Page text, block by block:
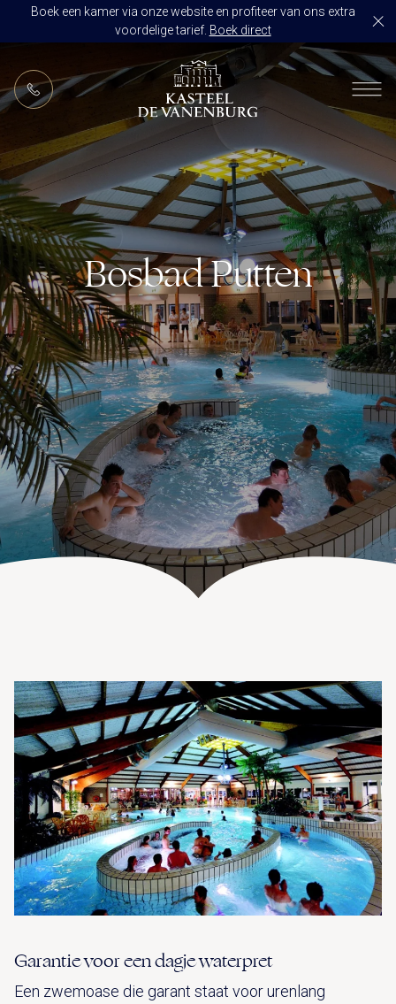
Boek een kamer via onze website en profiteer van ons extra
voordelige tarief. Boek direct
NL
RESTAURANT DE VANENBURG
BRASSERIE DE HOEVE
CULINAIR GENIETEN ARRANGEMENT
KAMERS
ARRANGEMENTEN
ALLES OP ÉÉN LOCATIE
TROUWZALEN
VOORBEELDOFFERTE
BRUIDSSUITE
TROUWLOCATIE ROUTE
ARRANGEMENTEN
ACTIVITEITEN
CONGRES OF CONFERENTIE
EVENEMENT
VERGADERING
VERGADEREN MET OVERNACHTING
ZALEN
JUBILEUM
FEEST
CONCERT
GROEPSDINER
UITVAART EN CONDOLEANCE
OVER KASTEEL DE VANENBURG
GESCHIEDENIS
ONS TEAM
AGENDA
PLATTEGROND
VERHALEN
IN DE OMGEVING
HUISREGELS EN VEELGESTELDE VRAGEN
Vanenburgerallee 13
3882 RH Putten
Route plannen
info@vanenburg.nl
0341 375 454
Bosbad Putten
Garantie voor een dagje waterpret
Een zwemoase die garant staat voor urenlang